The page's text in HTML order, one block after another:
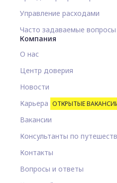
Управление расходами
Часто задаваемые вопросы
Компания
О нас
Центр доверия
Новости
Карьера ОТКРЫТЫЕ
Вакансии
Консультанты по
Контакты
Вопросы и ответы